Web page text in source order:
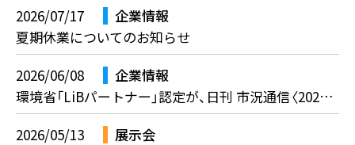
2026/07/17
企業情報
夏期休業についてのお知らせ
2026/06/08
企業情報
環境省「LiBパートナー」認定が、日刊 市況通信〈2026年6月3日〉に掲載されました。
2026/05/13
展示会